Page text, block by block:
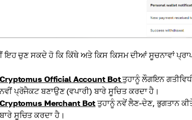
ਇਹ ਚੁਣ ਸਕਦੇ ਹੋ ਕਿ ਕਿੱਥੇ ਅਤੇ ਕਿਸ ਕਿਸਮ ਦੀਆਂ ਸੂਚਨਾਵਾਂ
Cryptomus Official Account Botਤੁਹਾਨੂੰ ਲੌਗਇਨ
ਨਵੀਂ ਪ੍ਰੋਜੈਕਟ ਬਣਾਉਣ (ਵਪਾਰੀ) ਬਾਰੇ ਸੂਚਿਤ ਕਰਦਾ ਹੈ।
Cryptomus Merchant Bot ਤੁਹਾਨੂੰ ਨਵੇਂ ਲੈਣ-ਦੇਣ, ਭੁਗਤਾਨ
ਬਾਰੇ ਸੂਚਿਤ ਕਰਦਾ ਹੈ।